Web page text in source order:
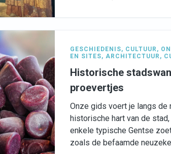
GESCHIEDENIS, CULTUUR ,
EN SITES, ARCHITECTUUR ,
Historische
proevertjes
Onze gids voert je langs
historische hart van de
enkele typische Gentse
zoals de befaamde